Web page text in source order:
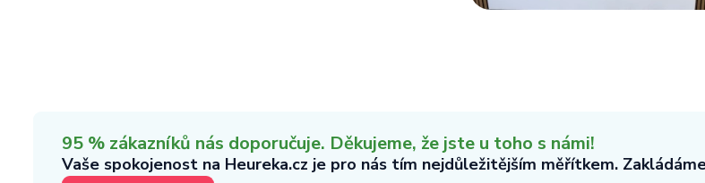
95 % zákazníků nás doporučuje. Děkujeme, že jste u toho s námi!
Vaše spokojenost na Heureka.cz je pro nás tím nejdůležitějším měřítkem.